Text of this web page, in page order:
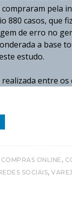
pela
casos, que
de erro no
a base
estudo.
entre os
COMPRAS ONLINE ,
SOCIAIS,